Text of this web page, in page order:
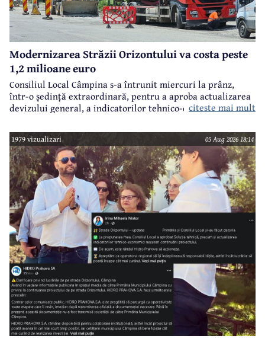
Modernizarea Străzii Orizontului va costa peste
1,2 milioane euro
Consiliul Local Câmpina s-a întrunit miercuri la prânz,
într-o ședință extraordinară, pentru a aproba actualizarea
devizului general, a indicatorilor tehnico-economici și a
realizarea modernizării Străzii Orizontului, obiectiv
finanțat prin Programul Național de Investiții ”Anghel
Saligny”.
citeste mai mult
1979 vizualizari 05 Aug 2026 18:14